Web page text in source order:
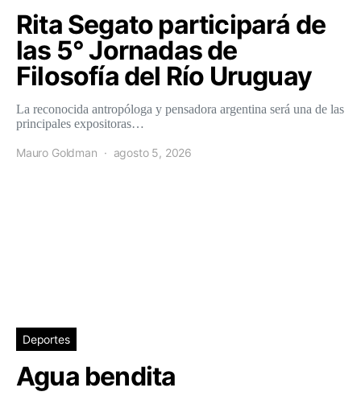
Rita Segato participará de
las 5° Jornadas de
Filosofía del Río Uruguay
La reconocida antropóloga y pensadora argentina será una de las
principales expositoras…
Mauro Goldman agosto 5, 2026
Deportes
Agua bendita